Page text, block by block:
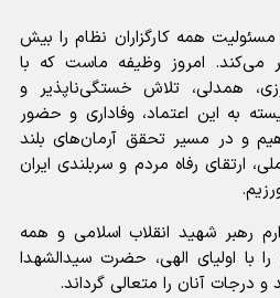
همه کارگزاران نظام را بیش
می‌کند. امروز وظیفه ماست که با
همدلی، تلاش خستگی‌ناپذیر و
به این اعتماد، وفاداری و حضور
و در مسیر تحقق آرمان‌های بلند
ارتقای رفاه مردم و سربلندی ایران
رهبر شهید انقلاب اسلامی و همه
با اولیای الهی، حضرت سیدالشهدا
آنان را متعالی گرداند.